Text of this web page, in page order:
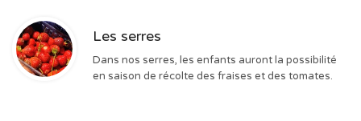
Les serres
Dans nos serres, les enfants auront la possibilité
en saison de récolte des fraises et des tomates.